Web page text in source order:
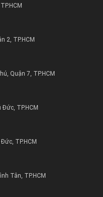
có sẳn tại kho của công
Giờ, Hóc Môn, Củ Chi
đặc biệt :
cổ điển tạo nên cho gia
trọng cho các căn biệt
cấp.
Châu Âu với kiểu dáng
tạo nên sự ấm áp cho
cách quý tộc với
.
2, TP.HCM
Quận 7, TP.HCM
TP.HCM
TP.HCM
Tân, TP.HCM